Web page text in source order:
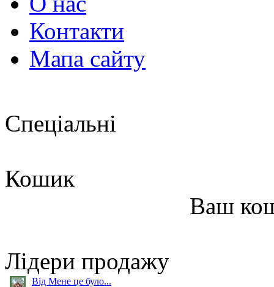
Контакти
Мапа сайту
Спеціальні
Кошик
Ваш
Лідери продажу
Від Мене це було...